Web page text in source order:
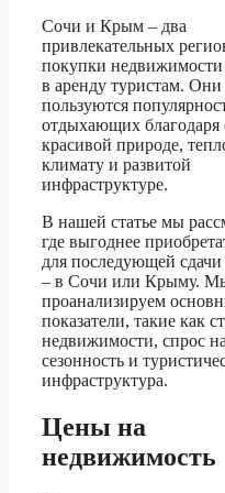
Сочи и Крым – два
привлекательных
покупки недвижимости
в аренду туристам. Они
пользуются
отдыхающих благодаря
красивой природе,
климату и развитой
инфраструктуре.
В нашей статье мы
где выгоднее
для последующей сдачи
– в Сочи или Крыму.
проанализируем
показатели, такие как
недвижимости, спрос
сезонность и
инфраструктура.
Цены на
недвижимость